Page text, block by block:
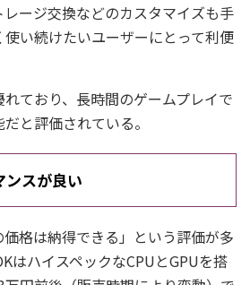
ージ交換などのカスタマイズも手
い続けたいユーザーにとって利便
ており、長時間のゲームプレイで
と評価されている。
ンスが良い
価格は納得できる」という評価が多
はハイスペックなCPUとGPUを搭